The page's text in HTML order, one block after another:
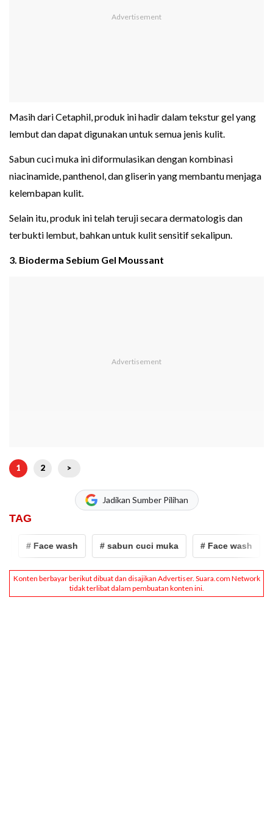
Masih dari Cetaphil, produk ini hadir dalam tekstur gel yang
lembut dan dapat digunakan untuk semua jenis kulit.
Sabun cuci muka ini diformulasikan dengan kombinasi
niacinamide, panthenol, dan gliserin yang membantu menjaga
kelembapan kulit.
Selain itu, produk ini telah teruji secara dermatologis dan
terbukti lembut, bahkan untuk kulit sensitif sekalipun.
3. Bioderma Sebium Gel Moussant
1 2 >
Jadikan Sumber Pilihan
TAG
# Face wash # sabun cuci muka # Face wash